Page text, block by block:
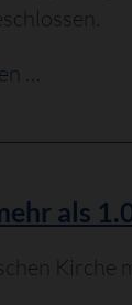
…
als
Kirche